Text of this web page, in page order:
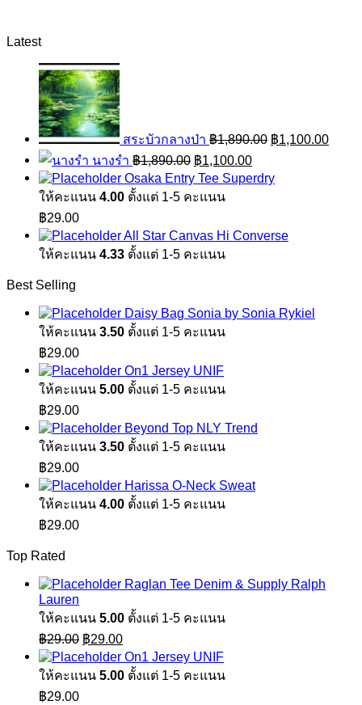
Latest
สระบัวกลางป่า ฿1,890.00 ฿1,100.00
นางรำ ฿1,890.00 Original
price
was:
฿1,890.00.
฿1,100.00Current
price
is:
Osaka Entry Tee Superdry
ให้คะแนน 4.00 ตั้งแต่ 1-5 คะแนน
฿29.00
All Star Canvas Hi Converse
ให้คะแนน 4.33 ตั้งแต่ 1-5 คะแนน
Best Selling
Daisy Bag Sonia by Sonia Rykiel
ให้คะแนน 3.50 ตั้งแต่ 1-5 คะแนน
฿29.00
On1 Jersey UNIF
ให้คะแนน 5.00 ตั้งแต่ 1-5 คะแนน
฿29.00
Beyond Top NLY Trend
ให้คะแนน 3.50 ตั้งแต่ 1-5 คะแนน
฿29.00
Harissa O-Neck Sweat
ให้คะแนน 4.00 ตั้งแต่ 1-5 คะแนน
฿29.00
Top Rated
Raglan Tee Denim & Supply Ralph
Lauren
ให้คะแนน 5.00 ตั้งแต่ 1-5 คะแนน
฿29.00 Original
price
was:
฿29.00.
฿29.00Current
price
is:
฿29.00.
On1 Jersey UNIF
ให้คะแนน 5.00 ตั้งแต่ 1-5 คะแนน
฿29.00